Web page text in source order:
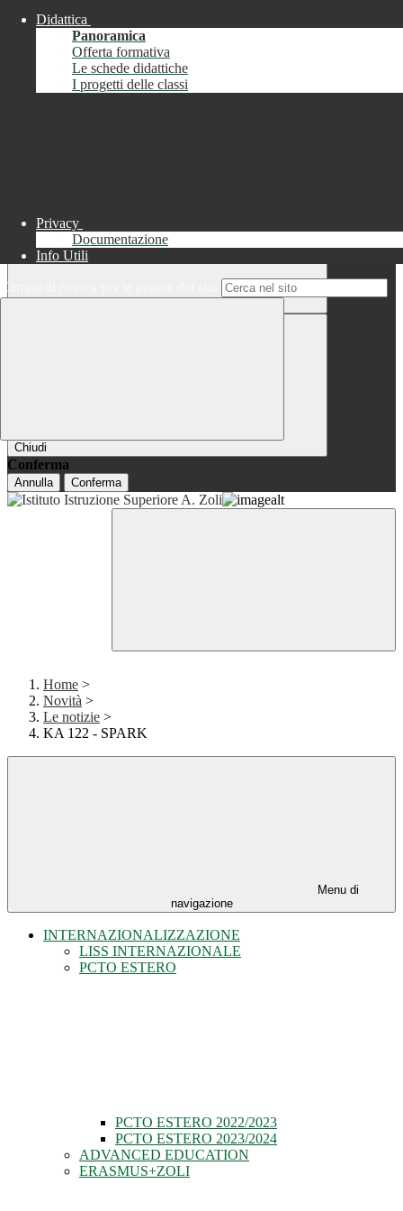
Chiudi
Informazione
Chiudi
Conferma
Annulla Conferma
Didattica
Panoramica
Offerta formativa
Le schede didattiche
I progetti delle classi
Privacy
Documentazione
Info Utili
Campo di ricerca per le pagine del sito
Home >
Novità >
Le notizie >
KA 122 - SPARK
Menu di
navigazione
INTERNAZIONALIZZAZIONE
LISS INTERNAZIONALE
PCTO ESTERO
PCTO ESTERO 2022/2023
PCTO ESTERO 2023/2024
ADVANCED EDUCATION
ERASMUS+ZOLI